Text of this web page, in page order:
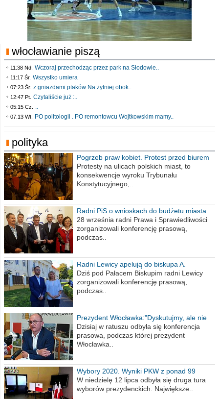
włocławianie piszą
11:38 Nd. Wczoraj przechodząc przez park na Słodowie..
11:17 Śr. Wszystko umiera
07:23 Śr. z gniazdami ptaków Na żytniej obok..
12:47 Pt. Czytaliście już :..
05:15 Cz. ..
07:13 Wt. PO politologii . PO remontowcu Wojtkowskim mamy..
polityka
Pogrzeb praw kobiet. Protest przed biurem
poselskim PiS
Protesty na ulicach polskich miast, to
konsekwencje wyroku Trybunału
Konstytucyjnego,..
Radni PiS o wnioskach do budżetu miasta
na 2021 rok
28 września radni Prawa i Sprawiedliwości
zorganizowali konferencję prasową,
podczas..
Radni Lewicy apelują do biskupa A.
Wiesława Meringa
Dziś pod Pałacem Biskupim radni Lewicy
zorganizowali konferencję prasową,
podczas..
Prezydent Włocławka:"Dyskutujmy, ale nie
obrażajmy się”
Dzisiaj w ratuszu odbyła się konferencja
prasowa, podczas której prezydent
Włocławka..
Wybory 2020. Wyniki PKW z ponad 99
procent obwodów
W niedzielę 12 lipca odbyła się druga tura
wyborów prezydenckich. Największe..